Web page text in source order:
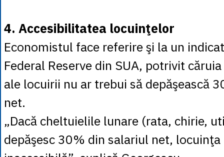
4. Accesibilitatea locuinţelor
Economistul face referire şi la un
Federal Reserve din SUA, potrivit
ale locuirii nu ar trebui să depăşească
net.
„Dacă cheltuielile lunare (rata, chirie,
depăşesc 30% din salariul net, locuinţa